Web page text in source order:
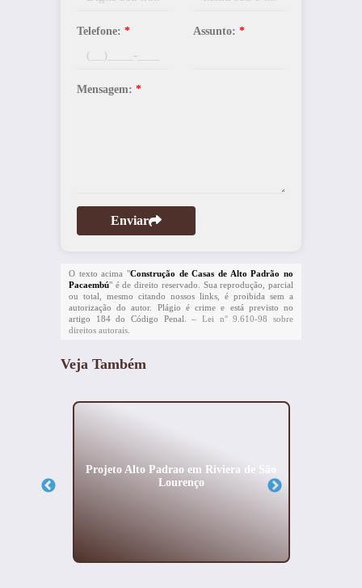
Telefone: * Assunto: *
Mensagem: *
Enviar
O texto acima "Construção de Casas de Alto Padrão no
Pacaembú" é de direito reservado. Sua reprodução, parcial
ou total, mesmo citando nossos links, é proibida sem a
autorização do autor. Plágio é crime e está previsto no
artigo 184 do Código Penal. –Lei n° 9.610-98 sobre
direitos autorais.
Veja Também
Projeto Alto Padrao em Riviera de São
Lourenço